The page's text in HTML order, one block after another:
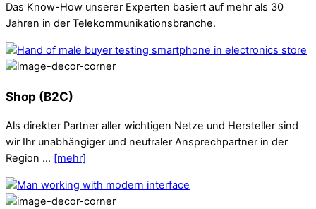
Das Know-How unserer Experten basiert auf mehr als 30
Jahren in der Telekommunikationsbranche.
Shop (B2C)
Als direkter Partner aller wichtigen Netze und Hersteller sind
wir Ihr unabhängiger und neutraler Ansprechpartner in der
Region … [mehr]